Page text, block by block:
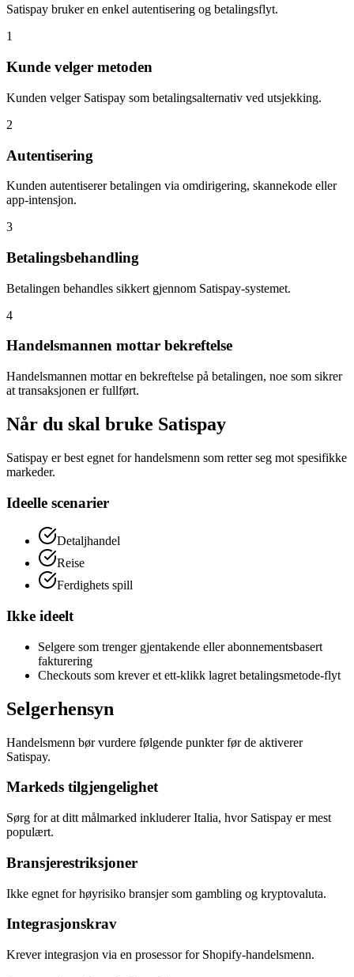
Satispay bruker en enkel autentisering og betalingsflyt.
1
Kunde velger metoden
Kunden velger Satispay som betalingsalternativ ved utsjekking.
2
Autentisering
Kunden autentiserer betalingen via omdirigering, skannekode eller
app-intensjon.
3
Betalingsbehandling
Betalingen behandles sikkert gjennom Satispay-systemet.
4
Handelsmannen mottar bekreftelse
Handelsmannen mottar en bekreftelse på betalingen, noe som sikrer
at transaksjonen er fullført.
Når du skal bruke Satispay
Satispay er best egnet for handelsmenn som retter seg mot spesifikke
markeder.
Ideelle scenarier
Detaljhandel
Reise
Ferdighets spill
Ikke ideelt
Selgere som trenger gjentakende eller abonnementsbasert
fakturering
Checkouts som krever et ett-klikk lagret betalingsmetode-flyt
Selgerhensyn
Handelsmenn bør vurdere følgende punkter før de aktiverer
Satispay.
Markeds tilgjengelighet
Sørg for at ditt målmarked inkluderer Italia, hvor Satispay er mest
populært.
Bransjerestriksjoner
Ikke egnet for høyrisiko bransjer som gambling og kryptovaluta.
Integrasjonskrav
Krever integrasjon via en prosessor for Shopify-handelsmenn.